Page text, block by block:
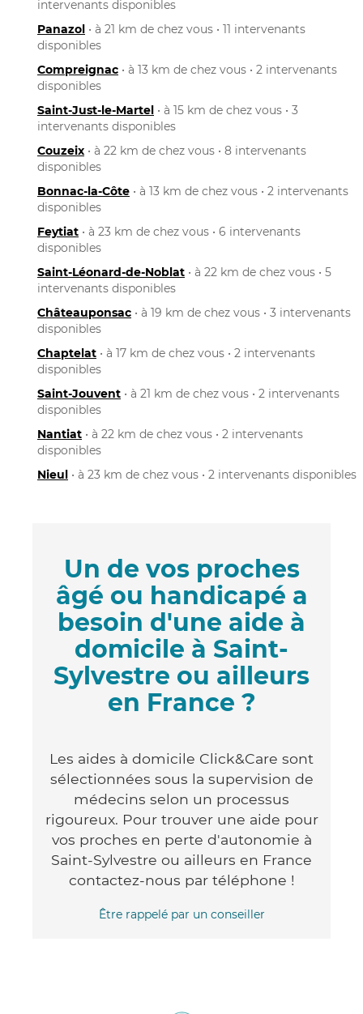
intervenants disponibles
Panazol • à 21 km de chez vous • 11 intervenants
disponibles
Compreignac • à 13 km de chez vous • 2 intervenants
disponibles
Saint-Just-le-Martel • à 15 km de chez vous • 3
intervenants disponibles
Couzeix • à 22 km de chez vous • 8 intervenants
disponibles
Bonnac-la-Côte • à 13 km de chez vous • 2 intervenants
disponibles
Feytiat • à 23 km de chez vous • 6 intervenants
disponibles
Saint-Léonard-de-Noblat • à 22 km de chez vous • 5
intervenants disponibles
Châteauponsac • à 19 km de chez vous • 3 intervenants
disponibles
Chaptelat • à 17 km de chez vous • 2 intervenants
disponibles
Saint-Jouvent • à 21 km de chez vous • 2 intervenants
disponibles
Nantiat • à 22 km de chez vous • 2 intervenants
disponibles
Nieul • à 23 km de chez vous • 2 intervenants disponibles
Un de vos proches
âgé ou handicapé a
besoin d'une aide à
domicile à Saint-
Sylvestre ou ailleurs
en France ?
Les aides à domicile Click&Care sont
sélectionnées sous la supervision de
médecins selon un processus
rigoureux. Pour trouver une aide pour
vos proches en perte d'autonomie à
Saint-Sylvestre ou ailleurs en France
contactez-nous par téléphone !
Être rappelé par un conseiller